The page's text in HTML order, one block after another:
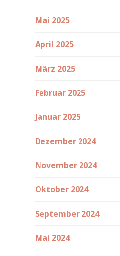
Mai 2025
April 2025
März 2025
Februar 2025
Januar 2025
Dezember 2024
November 2024
Oktober 2024
September 2024
Mai 2024